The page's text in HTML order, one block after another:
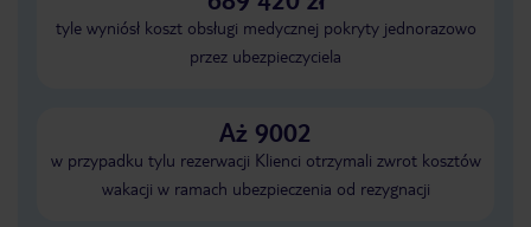
tyle wyniósł koszt obsługi medycznej pokryty jednorazowo
przez ubezpieczyciela
Aż 9002
w przypadku tylu rezerwacji Klienci otrzymali zwrot kosztów
wakacji w ramach ubezpieczenia od rezygnacji